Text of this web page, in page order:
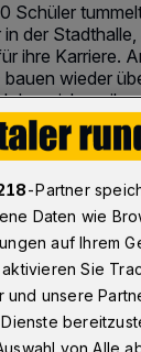
Schüler
der
ihre Karriere.
wieder
Uhr 2 Minuten
-Partner
Daten wie
auf Ihrem
aktivieren Sie
und unsere